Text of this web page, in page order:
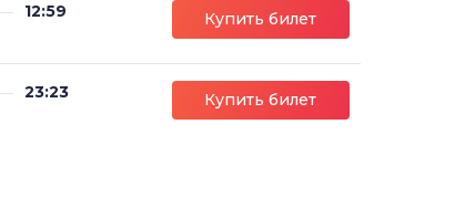
12:59 Купить билет
23:23 Купить билет